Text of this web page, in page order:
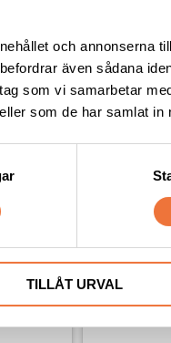
och annonserna
även sådana
som vi samarbetar
som de har samlat in
TILLÅT URVAL
ca 100
4Dogs